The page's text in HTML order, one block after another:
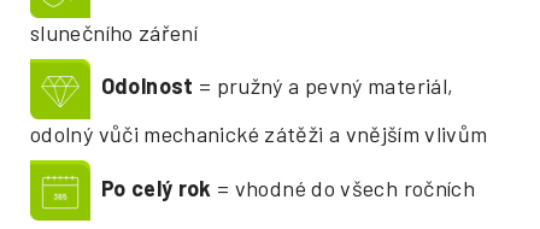
slunečního záření
Odolnost = pružný a pevný materiál,
odolný vůči mechanické zátěži a vnějším vlivům
Po celý rok = vhodné do všech ročních